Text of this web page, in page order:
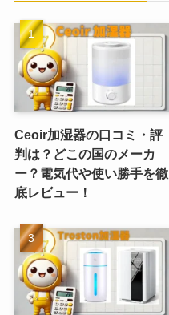
Ceoir加湿器の口コミ・評
判は？どこの国のメーカ
ー？電気代や使い勝手を徹
底レビュー！